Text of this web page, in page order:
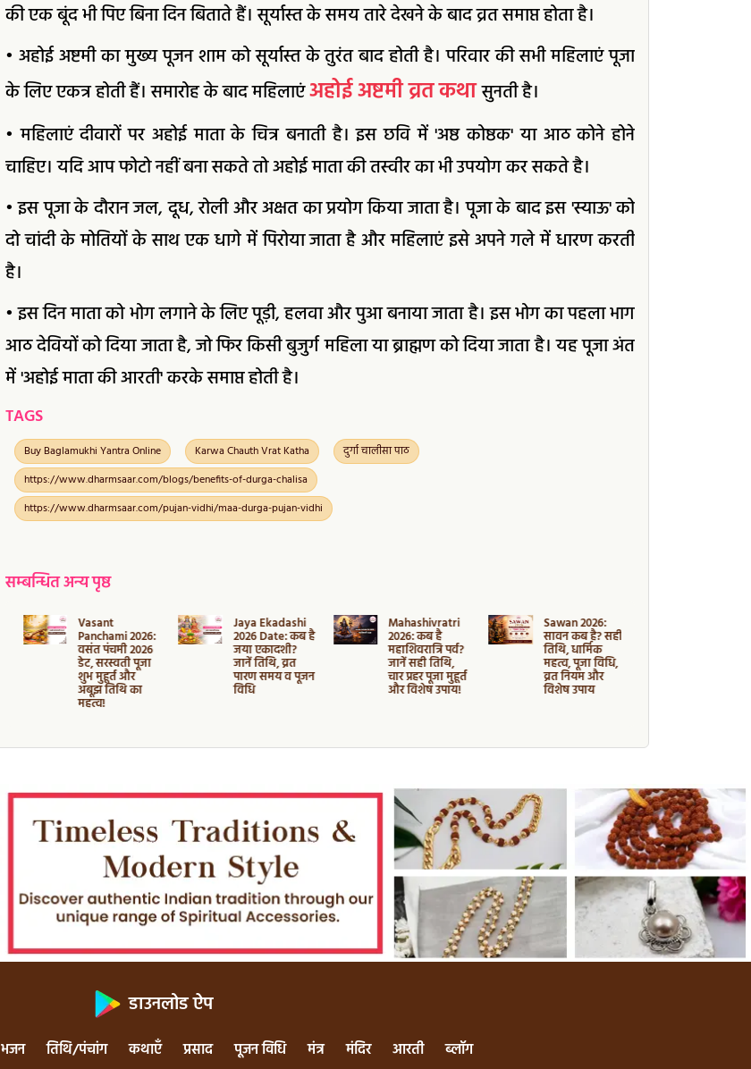
की एक बूंद भी पिए बिना दिन बिताते हैं। सूर्यास्त के समय तारे देखने के बाद व्रत समाप्त होता है।
• अहोई अष्टमी का मुख्य पूजन शाम को सूर्यास्त के तुरंत बाद होती है। परिवार की सभी महिलाएं पूजा
के लिए एकत्र होती हैं। समारोह के बाद महिलाएंअहोई अष्टमी व्रत कथासुनती है।
• महिलाएं दीवारों पर अहोई माता के चित्र बनाती है। इस छवि में 'अष्ठ कोष्ठक' या आठ कोने होने
चाहिए। यदि आप फोटो नहीं बना सकते तो अहोई माता की तस्वीर का भी उपयोग कर सकते है।
• इस पूजा के दौरान जल, दूध, रोली और अक्षत का प्रयोग किया जाता है। पूजा के बाद इस 'स्याऊ' को
दो चांदी के मोतियों के साथ एक धागे में पिरोया जाता है और महिलाएं इसे अपने गले में धारण करती
है।
• इस दिन माता को भोग लगाने के लिए पूड़ी, हलवा और पुआ बनाया जाता है। इस भोग का पहला भाग
आठ देवियों को दिया जाता है, जो फिर किसी बुजुर्ग महिला या ब्राह्मण को दिया जाता है। यह पूजा अंत
में 'अहोई माता की आरती' करके समाप्त होती है।
TAGS
Buy Baglamukhi Yantra Online Karwa Chauth Vrat Katha
दुर्गा चालीसा पाठ
https://www.dharmsaar.com/blogs/benefits-of-durga-chalisa
https://www.dharmsaar.com/pujan-vidhi/maa-durga-pujan-vidhi
सम्बन्धित अन्य पृष्ठ
Vasant
Panchami 2026:
वसंत पंचमी 2026
डेट, सरस्वती पूजा
शुभ मुहूर्त और
अबूझ तिथि का
महत्व!
Jaya Ekadashi
2026 Date: कब है
जया एकादशी?
जानें तिथि, व्रत
पारण समय व पूजन
विधि
Mahashivratri
2026: कब है
महाशिवरात्रि पर्व?
जानें सही तिथि,
चार प्रहर पूजा मुहूर्त
और विशेष उपाय!
Sawan 2026:
सावन कब है? सही
तिथि, धार्मिक
महत्व, पूजा विधि,
व्रत नियम और
विशेष उपाय
डाउनलोड ऐप
भजन तिथि/पंचांग कथाएँ प्रसाद पूजन विधि मंत्र मंदिर आरती ब्लॉग